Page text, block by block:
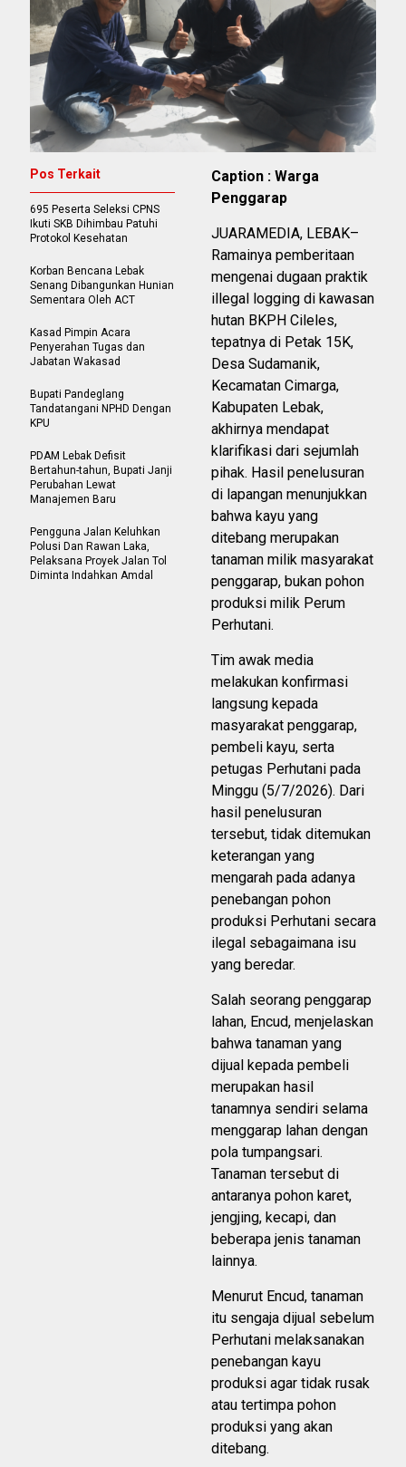
Caption : Warga
Penggarap
JUARAMEDIA, LEBAK–
Ramainya pemberitaan
mengenai dugaan praktik
illegal logging di kawasan
hutan BKPH Cileles,
tepatnya di Petak 15K,
Desa Sudamanik,
Kecamatan Cimarga,
Kabupaten Lebak,
akhirnya mendapat
klarifikasi dari sejumlah
pihak. Hasil penelusuran
di lapangan menunjukkan
bahwa kayu yang
ditebang merupakan
tanaman milik masyarakat
penggarap, bukan pohon
produksi milik Perum
Perhutani.
Tim awak media
melakukan konfirmasi
langsung kepada
masyarakat penggarap,
pembeli kayu, serta
petugas Perhutani pada
Minggu (5/7/2026). Dari
hasil penelusuran
tersebut, tidak ditemukan
keterangan yang
mengarah pada adanya
penebangan pohon
produksi Perhutani secara
ilegal sebagaimana isu
yang beredar.
Salah seorang penggarap
lahan, Encud, menjelaskan
bahwa tanaman yang
dijual kepada pembeli
merupakan hasil
tanamnya sendiri selama
menggarap lahan dengan
pola tumpangsari.
Tanaman tersebut di
antaranya pohon karet,
jengjing, kecapi, dan
beberapa jenis tanaman
lainnya.
Menurut Encud, tanaman
itu sengaja dijual sebelum
Perhutani melaksanakan
penebangan kayu
produksi agar tidak rusak
atau tertimpa pohon
produksi yang akan
ditebang.
Pos Terkait
695 Peserta Seleksi CPNS
Ikuti SKB Dihimbau Patuhi
Protokol Kesehatan
Korban Bencana Lebak
Senang Dibangunkan Hunian
Sementara Oleh ACT
Kasad Pimpin Acara
Penyerahan Tugas dan
Jabatan Wakasad
Bupati Pandeglang
Tandatangani NPHD Dengan
KPU
PDAM Lebak Defisit
Bertahun-tahun, Bupati Janji
Perubahan Lewat
Manajemen Baru
Pengguna Jalan Keluhkan
Polusi Dan Rawan Laka,
Pelaksana Proyek Jalan Tol
Diminta Indahkan Amdal